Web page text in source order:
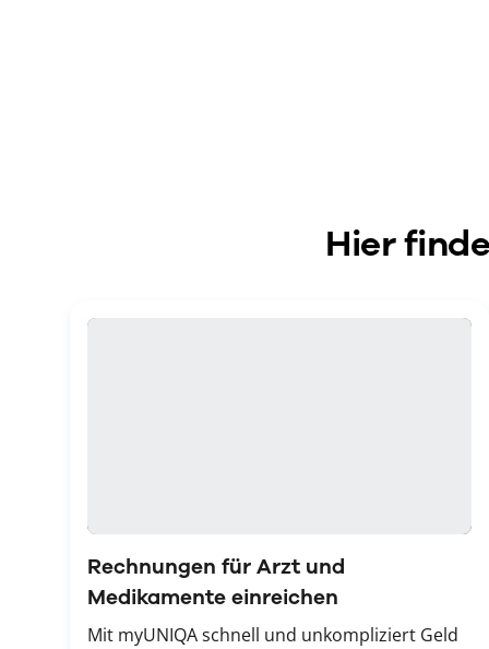
Hier
Rechnungen für Arzt und
Medikamente einreichen
Mit myUNIQA schnell und unkompliziert Geld